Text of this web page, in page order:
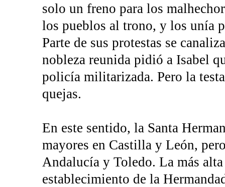
solo un freno para los
los pueblos al trono, y los unía
Parte de sus protestas se
nobleza reunida pidió a Isabel
policía militarizada. Pero la
quejas.
En este sentido, la Santa
mayores en Castilla y León,
Andalucía y Toledo. La más
establecimiento de la